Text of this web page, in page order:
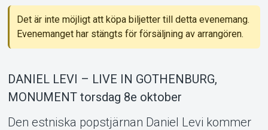
Support
Det är inte möjligt att köpa biljetter till detta evenemang.
Evenemanget har stängts för försäljning av arrangören.
DANIEL LEVI – LIVE IN GOTHENBURG,
MONUMENT torsdag 8e oktober
Den estniska popstjärnan Daniel Levi kommer